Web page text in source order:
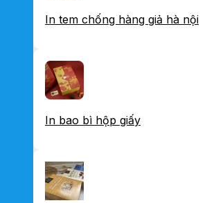
In tem chống hàng giả hà nội
In bao bì hộp giấy